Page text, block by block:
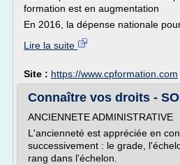
formation est en augmentation
En 2016, la dépense nationale
Lire la suite
Site : https://www.cpformation.com
Connaître vos droits -
ANCIENNETE ADMINISTRATIVE
L'ancienneté est appréciée en
successivement : le grade,
rang dans l'échelon.